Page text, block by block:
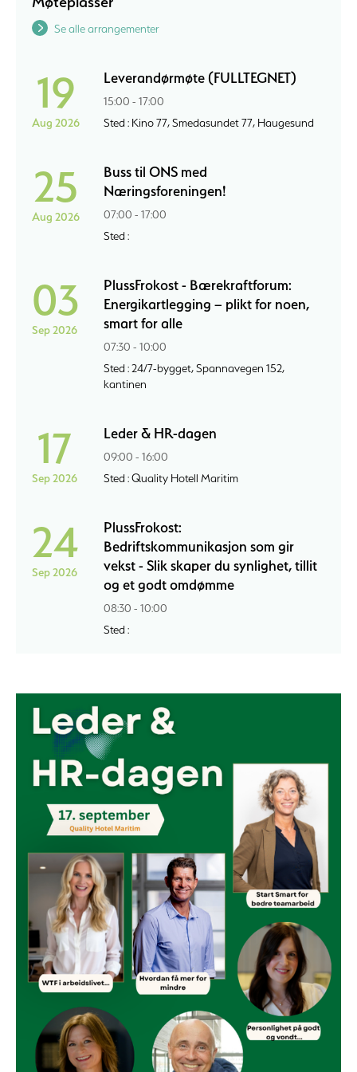
Se alle arrangementer
19
Aug 2026
Leverandørmøte (FULLTEGNET)
15:00 - 17:00
Sted : Kino 77, Smedasundet 77, Haugesund
25
Aug 2026
Buss til ONS med
Næringsforeningen!
07:00 - 17:00
Sted :
03
Sep 2026
PlussFrokost - Bærekraftforum:
Energikartlegging – plikt for noen,
smart for alle
07:30 - 10:00
Sted : 24/7-bygget, Spannavegen 152,
kantinen
17
Sep 2026
Leder & HR-dagen
09:00 - 16:00
Sted : Quality Hotell Maritim
24
Sep 2026
PlussFrokost:
Bedriftskommunikasjon som gir
vekst - Slik skaper du synlighet, tillit
og et godt omdømme
08:30 - 10:00
Sted :